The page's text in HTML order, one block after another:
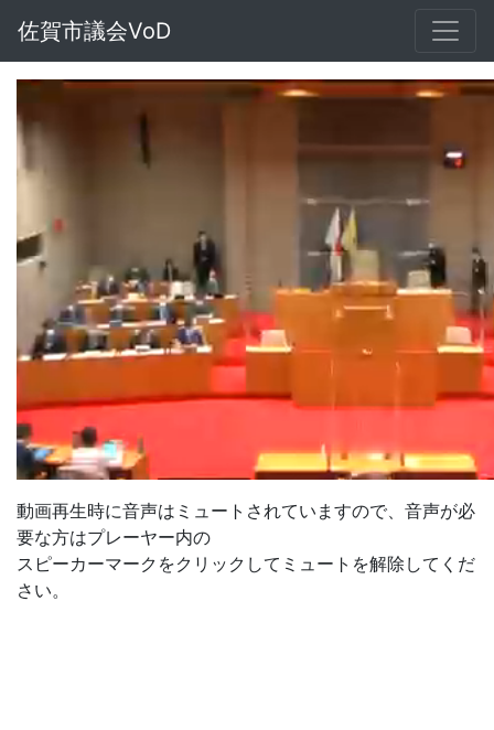
佐賀市議会VoD
UnmuteLoaded
0.42%
動画再生時に音声はミュートされていますので、音声が必
要な方はプレーヤー内の
スピーカーマークをクリックしてミュートを解除してくだ
さい。